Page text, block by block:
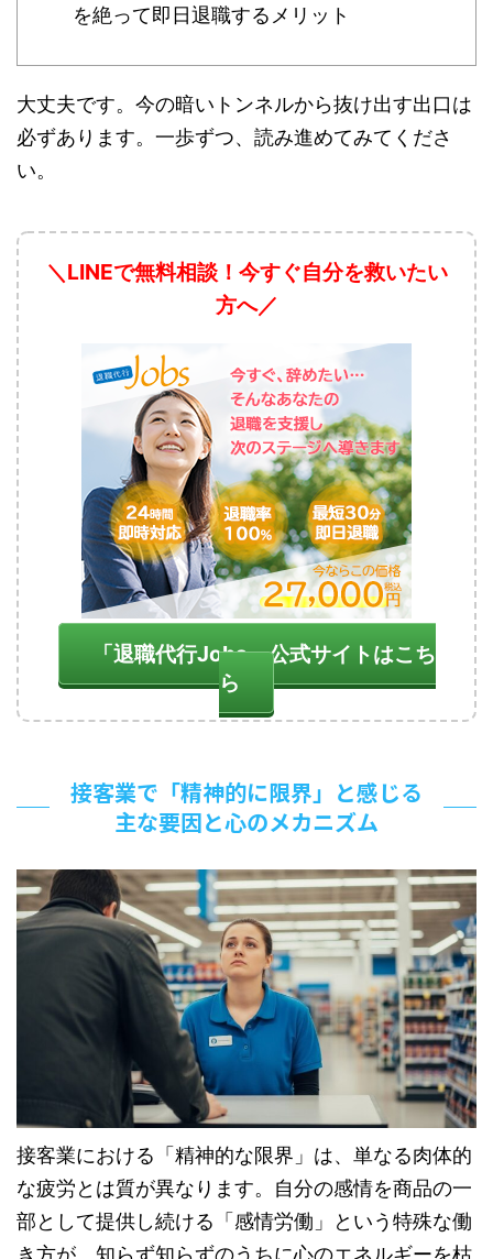
を絶って即日退職するメリット
大丈夫です。今の暗いトンネルから抜け出す出口は
必ずあります。一歩ずつ、読み進めてみてくださ
い。
＼LINEで無料相談！今すぐ自分を救いたい
方へ／
「退職代行Jobs」公式サイトはこち
ら
接客業で「精神的に限界」と感じる
主な要因と心のメカニズム
接客業における「精神的な限界」は、単なる肉体的
な疲労とは質が異なります。自分の感情を商品の一
部として提供し続ける「感情労働」という特殊な働
き方が、知らず知らずのうちに心のエネルギーを枯